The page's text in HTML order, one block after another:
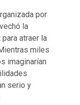
por
la
para atraer la
miles
imaginarían
serio y